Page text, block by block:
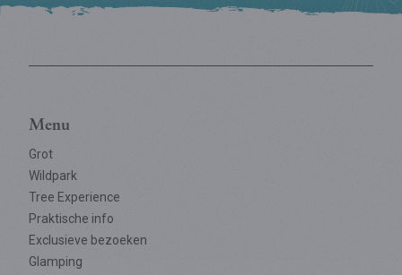
Menu
Grot
Wildpark
Tree Experience
Praktische info
Exclusieve bezoeken
Glamping